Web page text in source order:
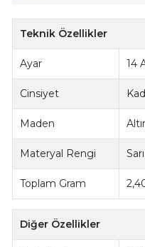
Teknik Özellikler
Ayar 14
Cinsiyet
Maden
Materyal Rengi
Toplam Gram
Diğer Özellikler